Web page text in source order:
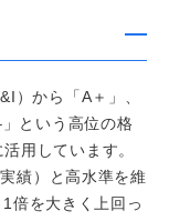
）から「A＋」、
という高位の格
用しています。
績）と高水準を維
倍を大きく上回っ